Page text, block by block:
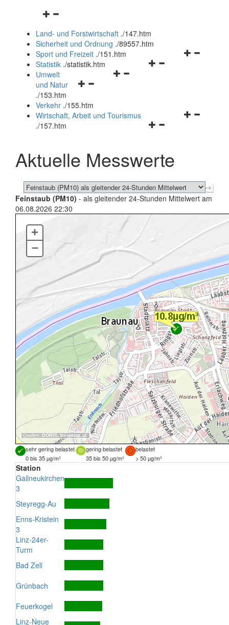
Navigationsmenü
und
schließen
Land- und Forstwirtschaft ./147.htm
Sicherheit und Ordnung ./89557.htm
Navigationsmenü
Sport und Freizeit ./151.htm
Navigationsmenü
Statistik ./statistik.htm
Navigationsmenü
und
schließen
Umwelt
und Natur
./153.htm
Verkehr ./155.htm
Navigationsmenü
schließen
Wirtschaft, Arbeit und Tourismus
./157.htm
Aktuelle Messwerte
Feinstaub (PM10) - als gleitender 24-Stunden Mittelwert am
06.08.2026 22:30
Quellen: DORIS, basemap.at
+
–
sehr gering belastet gering belastet
belastet
0 bis 35 µg/m³
35 bis 50 µg/m³ > 50 µg/m³
Station
Gallneukirchen
3
Steyregg-Au
Enns-Kristein
3
Linz-24er-
Turm
Bad Zell
Grünbach
Feuerkogel
Linz-Neue